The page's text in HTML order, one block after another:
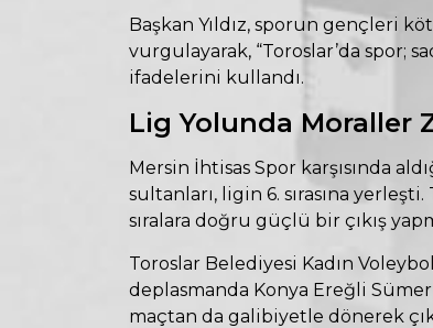
Başkan Yıldız, sporun gençleri
vurgulayarak, “Toroslar’da spor;
ifadelerini kullandı.
Lig Yolunda Moraller
Mersin İhtisas Spor karşısında
sultanları, ligin 6. sırasına
sıralara doğru güçlü bir çıkış
Toroslar Belediyesi Kadın
deplasmanda Konya Ereğli
maçtan da galibiyetle dönerek